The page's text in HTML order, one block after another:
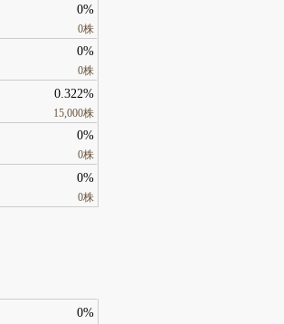
0%
0株
0%
0株
0.322%
15,000株
0%
0株
0%
0株
0%